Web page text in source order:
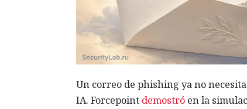
Un correo de phishing ya no
IA. Forcepoint demostróen la